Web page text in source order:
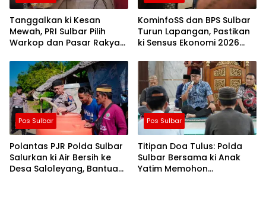
Tanggalkan ki Kesan
Mewah, PRI Sulbar Pilih
Warkop dan Pasar Rakyat
KominfoSS dan BPS Sulbar
Turun Lapangan, Pastikan
ki Sensus Ekonomi 2026
Akurat
Pos Sulbar
Polantas PJR Polda Sulbar
Salurkan ki Air Bersih ke
Desa Saloleyang, Bantuan
Pos Sulbar
Titipan Doa Tulus: Polda
Sulbar Bersama ki Anak
Yatim Memohon